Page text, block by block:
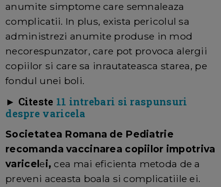
anumite simptome care semnaleaza
complicatii. In plus, exista pericolul sa
administrezi anumite produse in mod
necorespunzator, care pot provoca alergii
copiilor si care sa inrautateasca starea, pe
fondul unei boli.
► Citeste 11 intrebari si raspunsuri
despre varicela
Societatea Romana de Pediatrie
recomanda vaccinarea copiilor impotriva
varicelei, cea mai eficienta metoda de a
preveni aceasta boala si complicatiile ei.